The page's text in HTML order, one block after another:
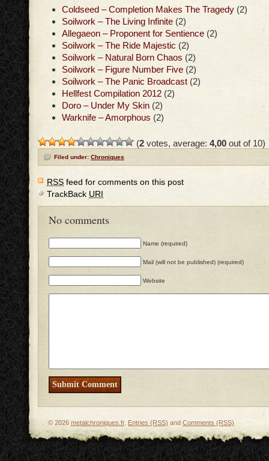
Coldseed – Completion Makes The Tragedy (2)
Soilwork – The Living Infinite (2)
Allegaeon – Proponent for Sentience (2)
Soilwork – The Ride Majestic (2)
Soilwork – Natural Born Chaos (2)
Soilwork – Figure Number Five (2)
Soilwork – The Panic Broadcast (2)
Hellfest Compilation 2012 (2)
Doro – Under My Skin (2)
Warknife – Amorphous (2)
(2 votes, average: 4,00 out of 10)
Filed under: Chroniques
RSS feed for comments on this post
TrackBack URI
No comments
Name (required)
Mail (will not be published) (required)
Website
© 2026 metalchroniques.fr. Entries (RSS) and Comments (RSS)